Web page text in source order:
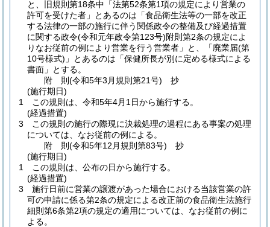
と、旧規則第18条中「法第52条第1項の規定により営業の
許可を受けた者」とあるのは「食品衛生法等の一部を改正
する法律の一部の施行に伴う関係政令の整備及び経過措置
に関する政令(令和元年政令第123号)附則第2条の規定によ
りなお従前の例により営業を行う営業者」と、「廃業届(第
10号様式) 」とあるのは「保健所長が別に定める様式による
書面」とする。
附 則(令和5年3月規則第21号) 抄
(施行期日)
1
この規則は、令和5年4月1日から施行する。
(経過措置)
3
この規則の施行の際現に決裁処理の過程にある事案の処理
については、なお従前の例による。
附 則(令和5年12月規則第83号) 抄
(施行期日)
1
この規則は、公布の日から施行する。
(経過措置)
3
施行日前に営業の譲渡があった場合における当該営業の許
可の申請に係る第2条の規定による改正前の食品衛生法施行
細則第6条第2項の規定の適用については、なお従前の例に
よる。